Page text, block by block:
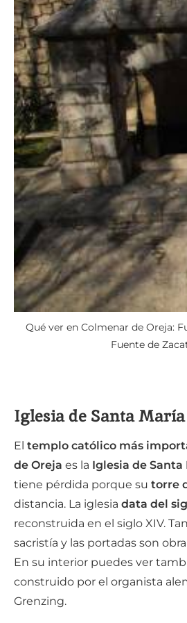
Qué ver en Colmenar de Oreja:
Fuente de
Iglesia de Santa
El templo católico más
de Oreja es la Iglesia de Santa
tiene pérdida porque su torre
distancia. La iglesia data del
reconstruida en el siglo XIV.
sacristía y las portadas son
En su interior puedes ver
construido por el organista
Grenzing.